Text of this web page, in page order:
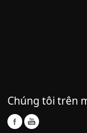
Chúng tôi trên